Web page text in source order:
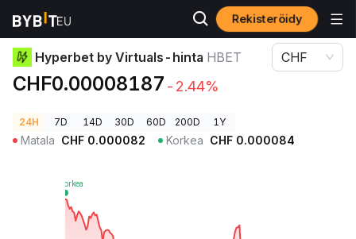
Rekisteröidy
Kryptohinnat Hyperbet by Virtuals-hinta HBET
Hyperbet by Virtuals-hinta HBET
CHF0.00008187 -2.44%
CHF
24H 7D 14D 30D 60D 200D 1Y
Matala CHF 0.000082 Korkea CHF 0.000084